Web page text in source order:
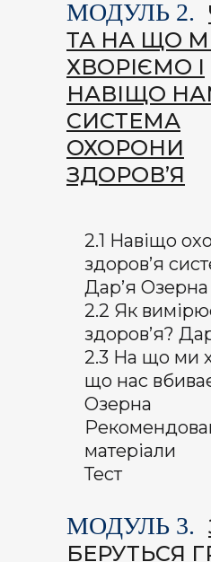
МОДУЛЬ 2.
ТА НА ЩО
ХВОРІЄМО І
НАВІЩО
СИСТЕМА
ОХОРОНИ
ЗДОРОВ’Я
2.1 Навіщо
здоров’я
Дар’я Озерна
2.2 Як
здоров’я?
2.3 На що ми
що нас
Озерна
матеріали
Тест
МОДУЛЬ 3.
БЕРУТЬСЯ